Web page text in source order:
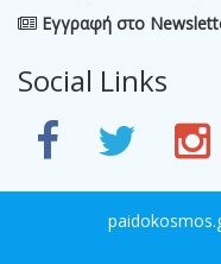
Εγγραφή στο
Social Links